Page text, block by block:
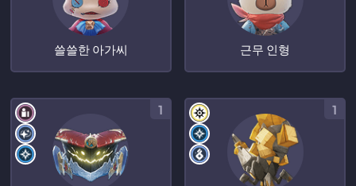
쓸쓸한 아가씨 근무 인형
1 1